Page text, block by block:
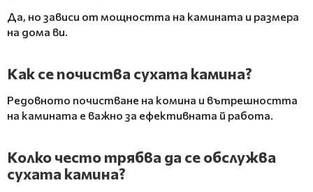
Да, но зависи от мощността на камината и размера
на дома ви.
Как се почиства сухата камина?
Редовното почистване на комина и вътрешността
на камината е важно за ефективната й работа.
Колко често трябва да се обслужва
сухата камина?